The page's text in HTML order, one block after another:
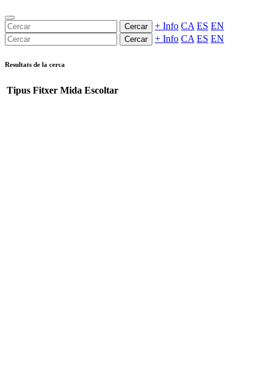
Cercar + Info CA ES EN
Cercar + Info CA ES EN
Resultats de la cerca
Tipus Fitxer Mida Escoltar